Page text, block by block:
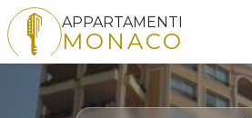
APPARTAMENTI
MONACO